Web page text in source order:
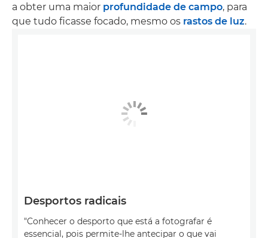
a obter uma maior profundidade de campo, para
que tudo ficasse focado, mesmo os rastos de luz.
Desportos radicais
"Conhecer o desporto que está a fotografar é
essencial, pois permite-lhe antecipar o que vai